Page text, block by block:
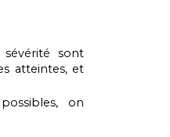
sont
atteintes, et
on